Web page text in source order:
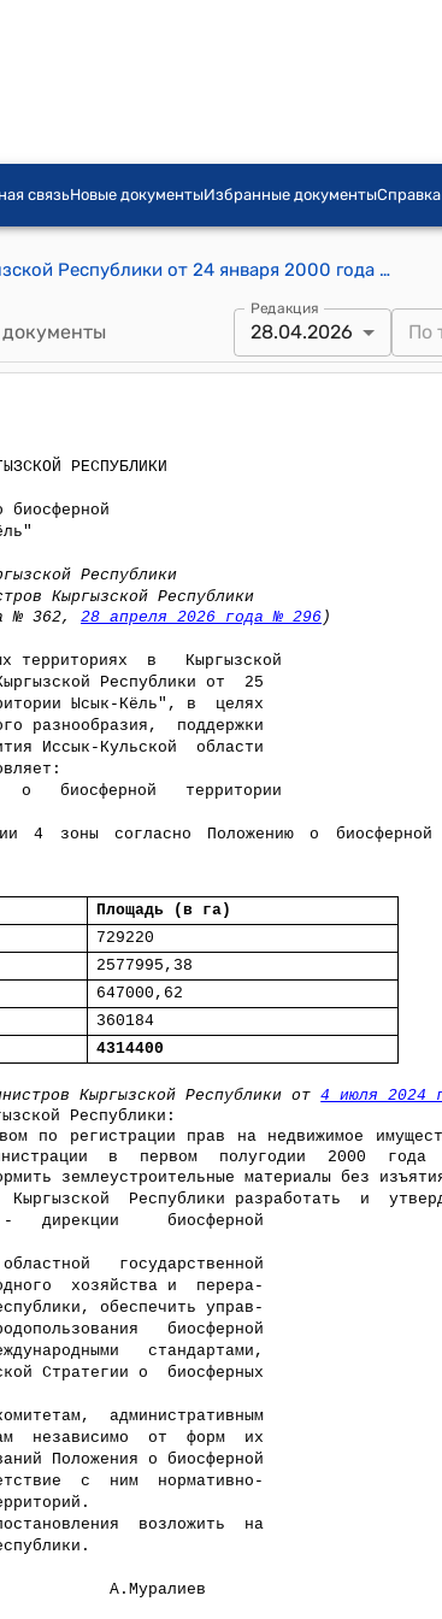
связьНовые документыИзбранные документыСправка
Постановление Правительства Кыргызской Республики от 24 января 2000 года №40 "Об утверждении Положения о биосферной территории "Ысык-Кёль"
Редакция
28.04.2026